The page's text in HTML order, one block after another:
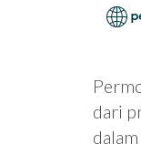
dari